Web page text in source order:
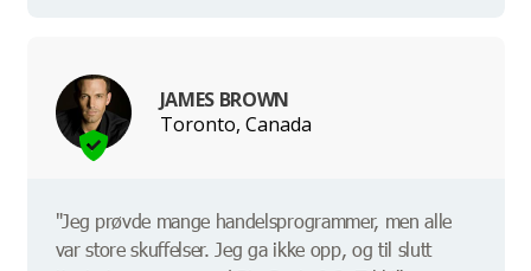
JAMES BROWN
Toronto, Canada
"Jeg prøvde mange handelsprogrammer, men alle
var store skuffelser. Jeg ga ikke opp, og til slutt